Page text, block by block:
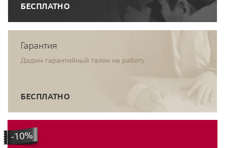
БЕСПЛАТНО
Гарантия
Дадим гарантийный талон на работу
БЕСПЛАТНО